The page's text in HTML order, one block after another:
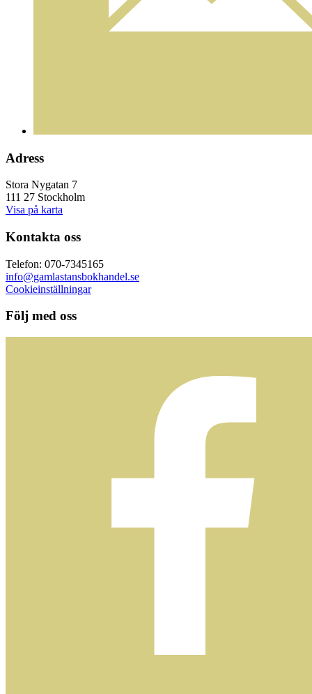
Adress
Stora Nygatan 7
111 27 Stockholm
Visa på karta
Kontakta oss
Telefon: 070-7345165
info@gamlastansbokhandel.se
Cookieinställningar
Följ med oss